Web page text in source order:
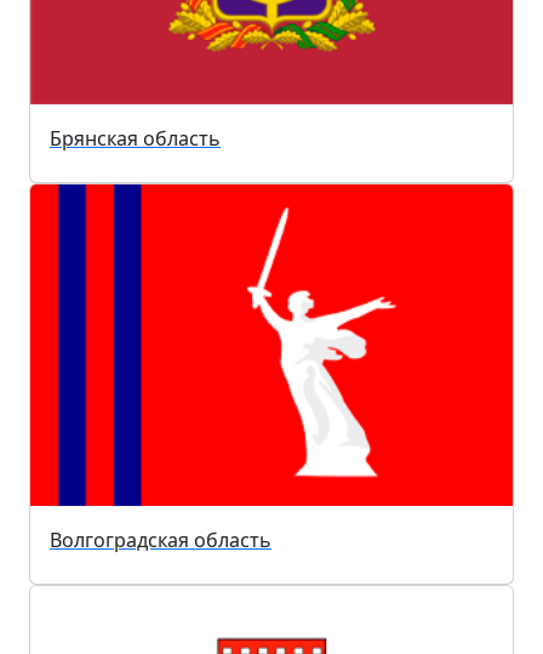
Брянская область
Волгоградская область